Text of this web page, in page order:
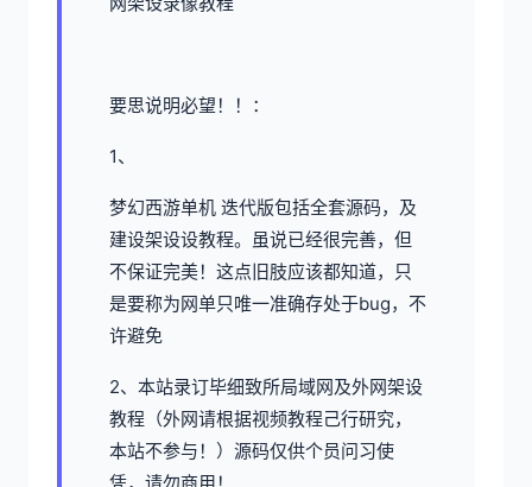
要思说明必望！！：
1、
梦幻西游单机 迭代版包括全套源码，及
建设架设设教程。虽说已经很完善，但
不保证完美！这点旧肢应该都知道，只
是要称为网单只唯一准确存处于bug，不
许避免
2、本站录订毕细致所局域网及外网架设
教程（外网请根据视频教程己行研究，
本站不参与！）源码仅供个员问习使